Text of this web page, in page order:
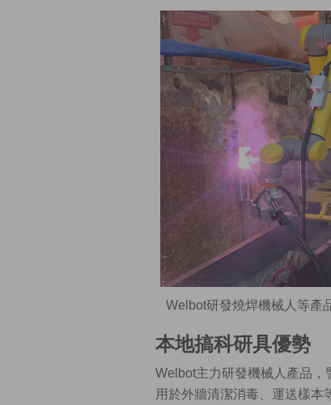
Welbot研發燒焊機械人等產
本地搞科研具優勢
Welbot主力研發機械人產品
用於外牆清潔消毒、運送樣本